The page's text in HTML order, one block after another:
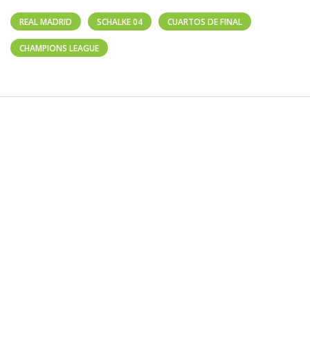
REAL MADRID SCHALKE 04 CUARTOS DE FINAL
CHAMPIONS LEAGUE